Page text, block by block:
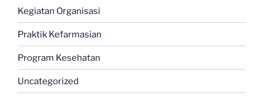
Kegiatan Organisasi
Praktik Kefarmasian
Program Kesehatan
Uncategorized